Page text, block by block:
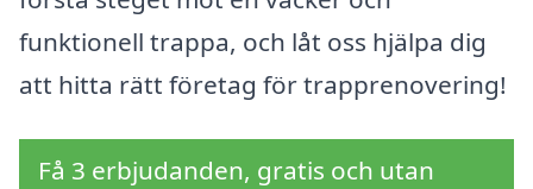
funktionell trappa, och låt oss hjälpa dig
att hitta rätt företag för trapprenovering!
Få 3 erbjudanden, gratis och utan